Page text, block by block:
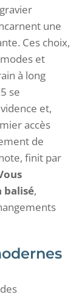
une
Ces choix,
et
à long
se
et,
accès
de
finit par
balisé,